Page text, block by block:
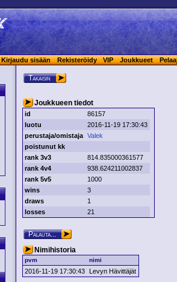
Kirjaudu sisään Rekisteröidy VIP Joukkueet
Takaisin
Joukkueen tiedot
id
86157
luotu
2016-11-19 17:30:43
perustaja/omistaja Valek
poistunut kk
rank 3v3
814.835000361577
rank 4v4
938.624211002837
rank 5v5
1000
wins
3
draws
1
losses
21
Palauta...
Nimihistoria
pvm nimi
2016-11-19 17:30:43 Levyn Hävittäjät